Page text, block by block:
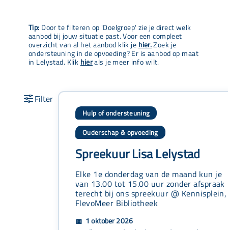
Tip: Door te filteren op 'Doelgroep' zie je direct welk
aanbod bij jouw situatie past. Voor een compleet
overzicht van al het aanbod klik je hier.Zoek je
ondersteuning in de opvoeding? Er is aanbod op maat
in Lelystad. Klik hierals je meer info wilt.
Hulp of ondersteuning
Ouderschap & opvoeding
Spreekuur Lisa Lelystad
Elke 1e donderdag van de maand kun je
van 13.00 tot 15.00 uur zonder afspraak
terecht bij ons spreekuur @ Kennisplein,
FlevoMeer Bibliotheek
📅 1 oktober 2026